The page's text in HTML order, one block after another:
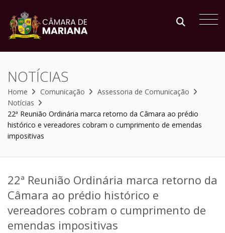
NOTÍCIAS
Home Comunicação
Assessoria de Comunicação
Notícias
22ª Reunião Ordinária marca retorno da Câmara ao prédio
histórico e vereadores cobram o cumprimento de emendas
impositivas
22ª Reunião Ordinária marca retorno da
Câmara ao prédio histórico e
vereadores cobram o cumprimento de
emendas impositivas